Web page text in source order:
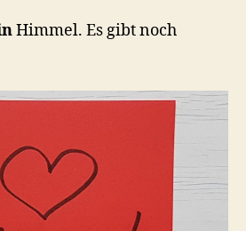
Himmel. Es gibt noch